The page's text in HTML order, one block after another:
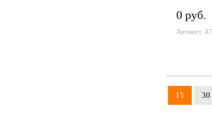
0 руб.
Артикул:
15 30